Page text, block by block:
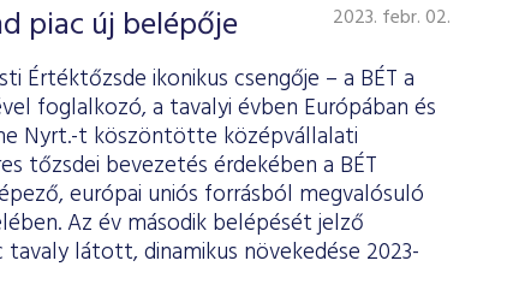
piac új belépője 2023. febr. 02.
Értéktőzsde ikonikus csengője – a BÉT a
foglalkozó, a tavalyi évben Európában és
Nyrt.-t köszöntötte középvállalati
tőzsdei bevezetés érdekében a BÉT
európai uniós forrásból megvalósuló
Az év második belépését jelző
látott, dinamikus növekedése 2023-